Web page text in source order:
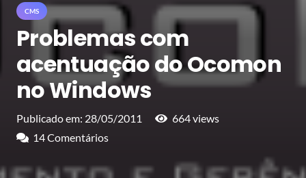
CMS
Problemas com
acentuação do Ocomon
no Windows
Publicado em: 28/05/2011 664views
14Comentários